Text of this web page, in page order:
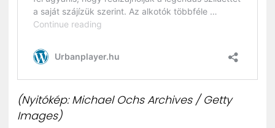
(Nyitókép: Michael Ochs Archives / Getty
Images)